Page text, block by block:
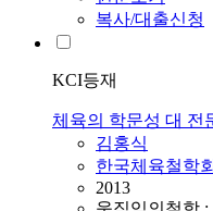
복사/대출신청
KCI등재
체육의 학문성 대 전
김홍식
한국체육철학회
2013